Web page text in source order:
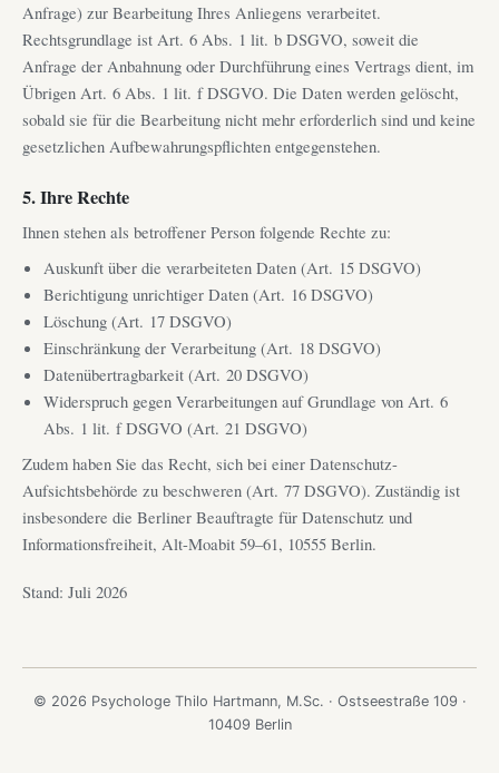
Anfrage) zur Bearbeitung Ihres Anliegens verarbeitet.
Rechtsgrundlage ist Art. 6 Abs. 1 lit. b DSGVO, soweit die
Anfrage der Anbahnung oder Durchführung eines Vertrags dient, im
Übrigen Art. 6 Abs. 1 lit. f DSGVO. Die Daten werden gelöscht,
sobald sie für die Bearbeitung nicht mehr erforderlich sind und keine
gesetzlichen Aufbewahrungspflichten entgegenstehen.
5. Ihre Rechte
Ihnen stehen als betroffener Person folgende Rechte zu:
Auskunft über die verarbeiteten Daten (Art. 15 DSGVO)
Berichtigung unrichtiger Daten (Art. 16 DSGVO)
Löschung (Art. 17 DSGVO)
Einschränkung der Verarbeitung (Art. 18 DSGVO)
Datenübertragbarkeit (Art. 20 DSGVO)
Widerspruch gegen Verarbeitungen auf Grundlage von Art. 6
Abs. 1 lit. f DSGVO (Art. 21 DSGVO)
Zudem haben Sie das Recht, sich bei einer Datenschutz-
Aufsichtsbehörde zu beschweren (Art. 77 DSGVO). Zuständig ist
insbesondere die Berliner Beauftragte für Datenschutz und
Informationsfreiheit, Alt-Moabit 59–61, 10555 Berlin.
Stand: Juli 2026
© 2026 Psychologe Thilo Hartmann, M.Sc. · Ostseestraße 109 ·
10409 Berlin